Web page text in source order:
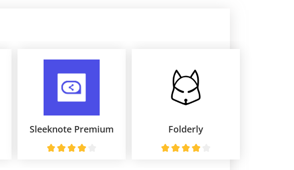
Sleeknote Premium Folderly